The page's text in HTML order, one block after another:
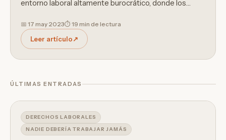
entorno laboral altamente burocrático, donde los…
📅 17 may 2023⏱ 19 min de lectura
Leer artículo↗
ÚLTIMAS ENTRADAS
DERECHOS LABORALES
NADIE DEBERÍA TRABAJAR JAMÁS